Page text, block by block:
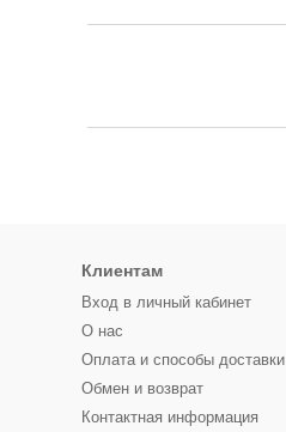
Клиентам
Вход в личный кабинет
О нас
Оплата и способы доставки
Обмен и возврат
Контактная информация